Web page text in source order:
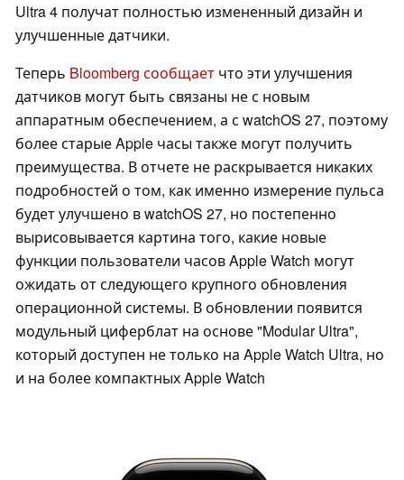
Ultra 4 получат полностью измененный дизайн и
улучшенные датчики.
Теперь Bloomberg сообщает что эти улучшения
датчиков могут быть связаны не с новым
аппаратным обеспечением, а с watchOS 27, поэтому
более старые Apple часы также могут получить
преимущества. В отчете не раскрывается никаких
подробностей о том, как именно измерение пульса
будет улучшено в watchOS 27, но постепенно
вырисовывается картина того, какие новые
функции пользователи часов Apple Watch могут
ожидать от следующего крупного обновления
операционной системы. В обновлении появится
модульный циферблат на основе "Modular Ultra",
который доступен не только на Apple Watch Ultra, но
и на более компактных Apple Watch